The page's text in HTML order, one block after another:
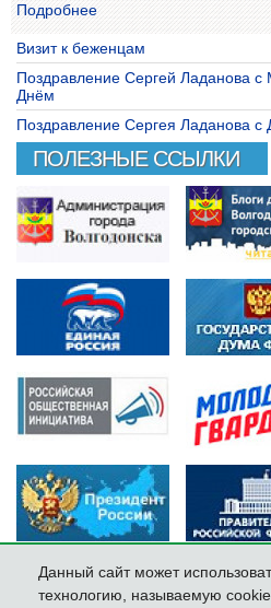
Подробнее
Визит к беженцам
Поздравление Сергей Ладанова
Днём
Поздравление Сергея Ладанова с
ПОЛЕЗНЫЕ ССЫЛКИ
Данный сайт может
технологию, называемую cookie. Файлы cookie